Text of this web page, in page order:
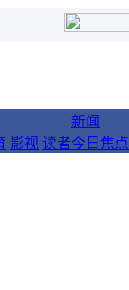
影视 读者
新闻
今日焦点